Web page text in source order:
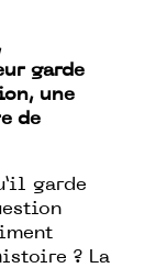
garde
une
de
garde
? La